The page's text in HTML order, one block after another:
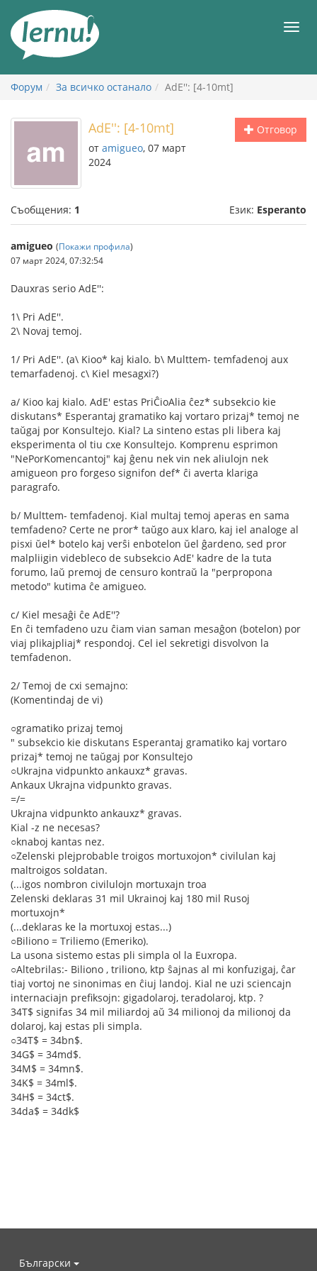
съдържанието
Форум За всичко останало AdE'': [4-10mt]
Отговор
AdE'': [4-10mt]
от amigueo, 07 март
2024
Съобщения: 1 Език: Esperanto
amigueo (Покажи профила)
07 март 2024, 07:32:54
Dauxras serio AdE'':
1\ Pri AdE''.
2\ Novaj temoj.
1/ Pri AdE''. (a\ Kioo* kaj kialo. b\ Multtem- temfadenoj aux
temarfadenoj. c\ Kiel mesagxi?)
a/ Kioo kaj kialo. AdE' estas PriĈioAlia ĉez* subsekcio kie
diskutans* Esperantaj gramatiko kaj vortaro prizaj* temoj ne
taŭgaj por Konsultejo. Kial? La sinteno estas pli libera kaj
eksperimenta ol tiu cxe Konsultejo. Komprenu esprimon
"NePorKomencantoj" kaj ĝenu nek vin nek aliulojn nek
amigueon pro forgeso signifon def* ĉi averta klariga
paragrafo.
b/ Multtem- temfadenoj. Kial multaj temoj aperas en sama
temfadeno? Certe ne pror* taŭgo aux klaro, kaj iel analoge al
pisxi ŭel* botelo kaj verŝi enbotelon ŭel ĝardeno, sed pror
malpliigin videbleco de subsekcio AdE' kadre de la tuta
forumo, laŭ premoj de censuro kontraŭ la "perpropona
metodo" kutima ĉe amigueo.
c/ Kiel mesaĝi ĉe AdE''?
En ĉi temfadeno uzu ĉiam vian saman mesaĝon (botelon) por
viaj plikajpliaj* respondoj. Cel iel sekretigi disvolvon la
temfadenon.
2/ Temoj de cxi semajno:
(Komentindaj de vi)
○gramatiko prizaj temoj
" subsekcio kie diskutans Esperantaj gramatiko kaj vortaro
prizaj* temoj ne taŭgaj por Konsultejo
○Ukrajna vidpunkto ankauxz* gravas.
Ankaux Ukrajna vidpunkto gravas.
=/=
Ukrajna vidpunkto ankauxz* gravas.
Kial -z ne necesas?
○knaboj kantas nez.
○Zelenski plejprobable troigos mortuxojon* civilulan kaj
maltroigos soldatan.
(...igos nombron civilulojn mortuxajn troa
Zelenski deklaras 31 mil Ukrainoj kaj 180 mil Rusoj
mortuxojn*
(...deklaras ke la mortuxoj estas...)
○Biliono = Triliemo (Emeriko).
La usona sistemo estas pli simpla ol la Euxropa.
○Altebrilas:- Biliono , triliono, ktp ŝajnas al mi konfuzigaj, ĉar
tiaj vortoj ne sinonimas en ĉiuj landoj. Kial ne uzi sciencajn
internaciajn prefiksojn: gigadolaroj, teradolaroj, ktp. ?
34T$ signifas 34 mil miliardoj aŭ 34 milionoj da milionoj da
dolaroj, kaj estas pli simpla.
○34T$ = 34bn$.
34G$ = 34md$.
34M$ = 34mn$.
34K$ = 34ml$.
34H$ = 34ct$.
34da$ = 34dk$
Български